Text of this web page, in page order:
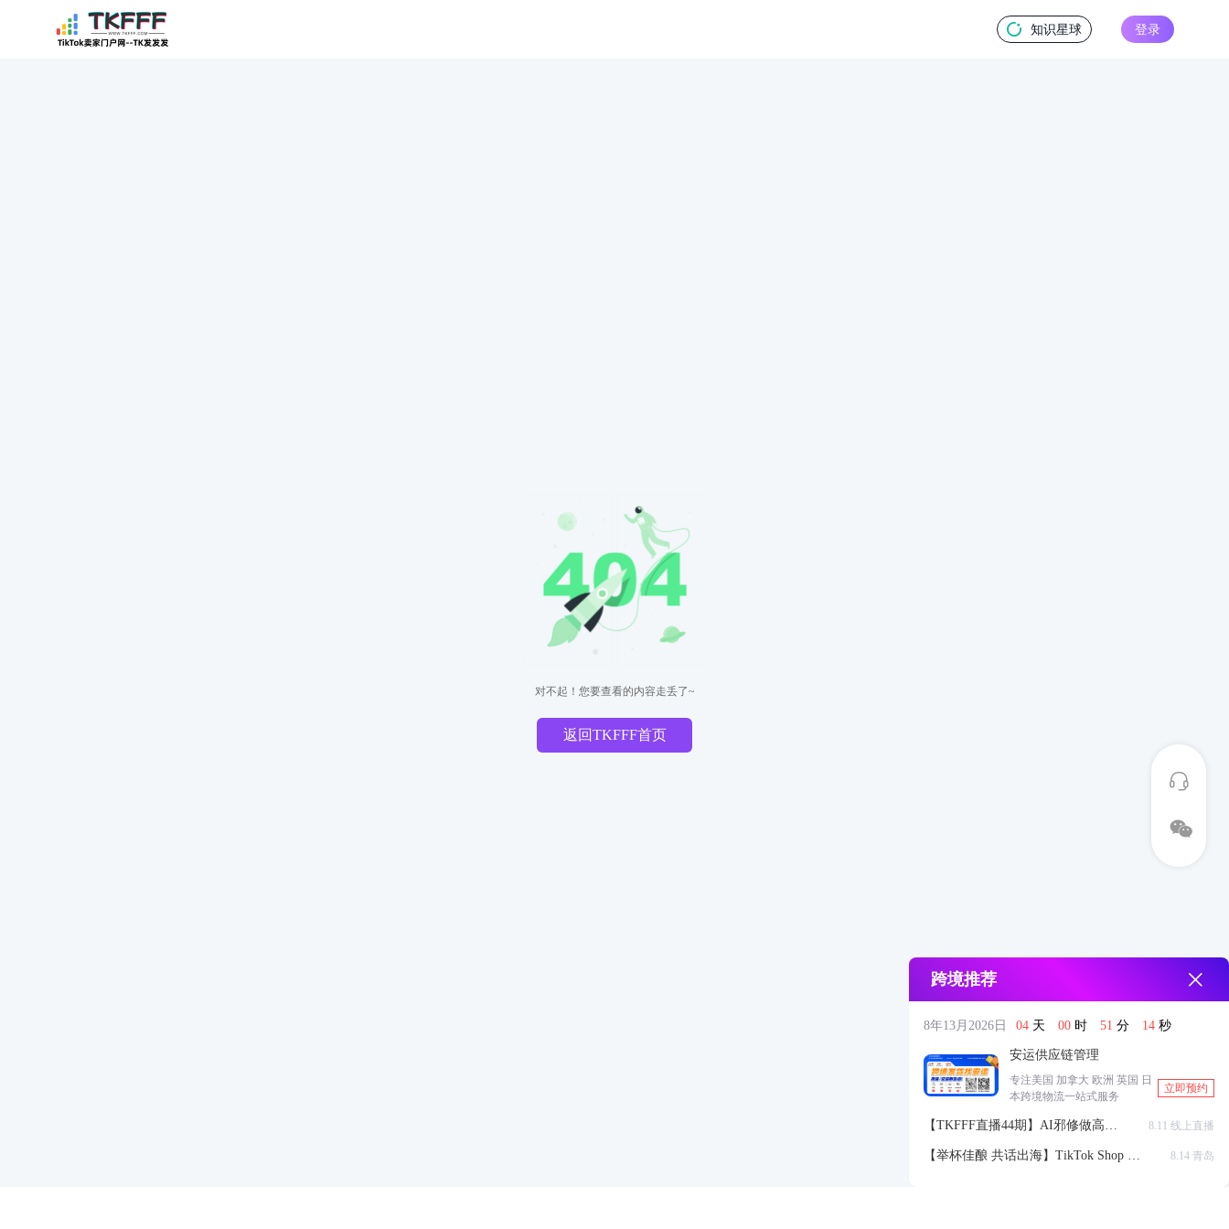
知识星球 登录
对不起！您要查看的内容走丢了~
返回TKFFF首页
跨境推荐
8年13月2026日 04 天 00 时 51 分 13 秒
安运供应链管理
专注美国 加拿大 欧洲 英国 日
本跨境物流一站式服务
立即预约
【TKFFF直播44期】AI邪修做高点
带货视频
8.11 线上直播
【举杯佳酿 共话出海】TikTok Shop 全
8.14 青岛